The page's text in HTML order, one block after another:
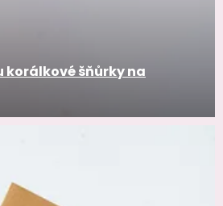
korálkové šňůrky na